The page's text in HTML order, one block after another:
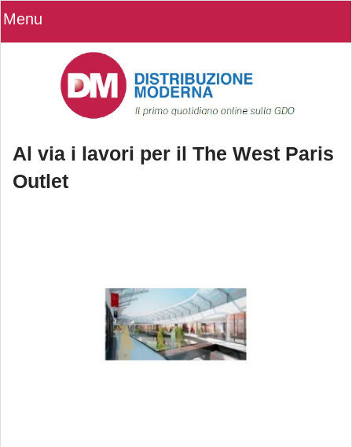
Menu
Al via i lavori per il The West Paris
Outlet